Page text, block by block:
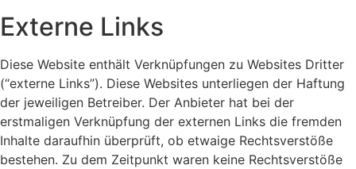
Externe Links
Diese Website enthält Verknüpfungen zu Websites Dritter
(“externe Links”). Diese Websites unterliegen der Haftung
der jeweiligen Betreiber. Der Anbieter hat bei der
erstmaligen Verknüpfung der externen Links die fremden
Inhalte daraufhin überprüft, ob etwaige Rechtsverstöße
bestehen. Zu dem Zeitpunkt waren keine Rechtsverstöße